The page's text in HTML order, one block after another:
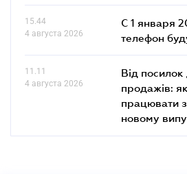
15.44
4 августа 2026
С 1 января
телефон
11.11
4 августа 2026
Від посилок
продажів:
працювати
новому